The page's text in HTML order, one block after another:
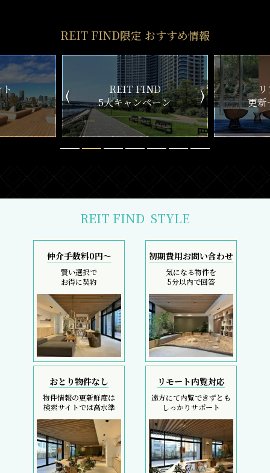
REIT FIND限定 おすすめ情報
ン
リアルタイム
更新一覧チェック
新
REIT FIND STYLE
仲介手数料0円～
賢い選択で
お得に契約
初期費用お問い合わせ
気になる物件を
5分以内で回答
おとり物件なし
物件情報の更新鮮度は
検索サイトでは高水準
リモート内覧対応
遠方にて内覧できずとも
しっかりサポート